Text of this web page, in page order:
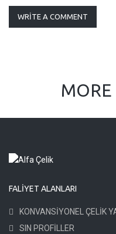
WRITE A COMMENT
MORE
FALIYET ALANLARI
KONVANSİYONEL ÇELİK
SIN PROFİLLER